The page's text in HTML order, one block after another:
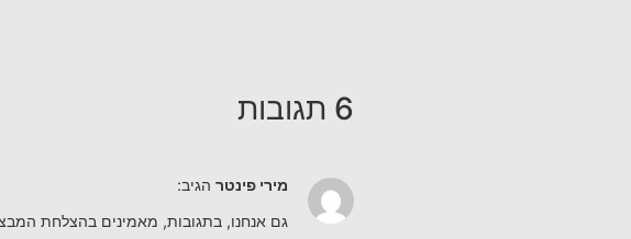
6 תגובות
מירי פינטר הגיב:
גם אנחנו, בתגובות, מאמינים בהצלחת